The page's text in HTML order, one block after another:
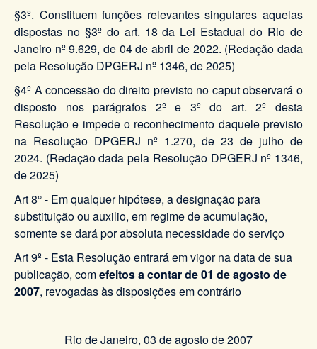
§3º. Constituem funções relevantes singulares aquelas
dispostas no §3º do art. 18 da Lei Estadual do Rio de
Janeiro nº 9.629, de 04 de abril de 2022. (Redação dada
pela Resolução DPGERJ nº 1346, de 2025)
§4º A concessão do direito previsto no caput observará o
disposto nos parágrafos 2º e 3º do art. 2º desta
Resolução e impede o reconhecimento daquele previsto
na Resolução DPGERJ nº 1.270, de 23 de julho de
2024. (Redação dada pela Resolução DPGERJ nº 1346,
de 2025)
Art 8° - Em qualquer hipótese, a designação para
substituição ou auxilio, em regime de acumulação,
somente se dará por absoluta necessidade do serviço
Art 9º - Esta Resolução entrará em vigor na data de sua
publicação, comefeitos a contar de 01 de agosto de
2007, revogadas às disposições em contrário
Rio de Janeiro, 03 de agosto de 2007